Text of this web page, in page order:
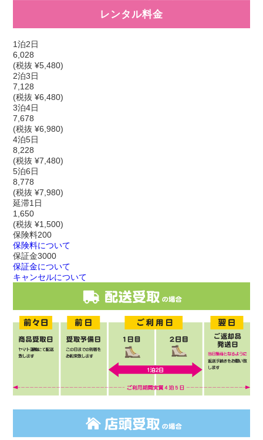
レンタル料金
1泊2日
6,028
(税抜 ¥5,480)
2泊3日
7,128
(税抜 ¥6,480)
3泊4日
7,678
(税抜 ¥6,980)
4泊5日
8,228
(税抜 ¥7,480)
5泊6日
8,778
(税抜 ¥7,980)
延滞1日
1,650
(税抜 ¥1,500)
保険料200
保険料について
保証金3000
保証金について
キャンセルについて